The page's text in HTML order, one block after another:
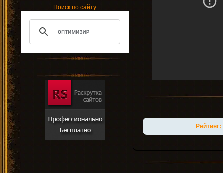
Поиск по сайту
Рейтинг: